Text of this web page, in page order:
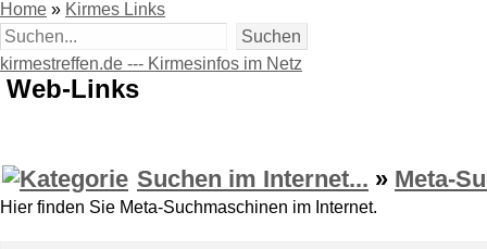
Home » Kirmes Links
kirmestreffen.de --- Kirmesinfos im Netz
Web-Links
Suchen im Internet... » Meta-
Hier finden Sie Meta-Suchmaschinen im Internet.